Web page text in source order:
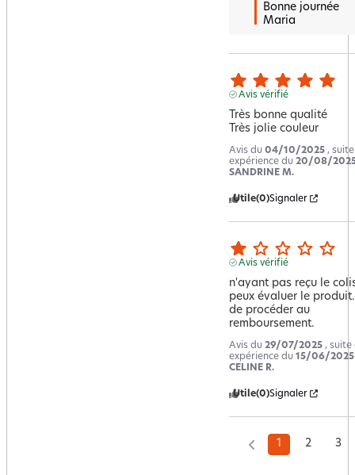
Bonne journée
Maria
Avis vérifié
Très bonne qualité
Très jolie couleur
Avis du 04/10/2025 ,
expérience du 20/08/
SANDRINE M.
Utile(0)Signaler
Avis vérifié
n'ayant pas reçu le
peux évaluer le
de procéder au
remboursement.
Avis du 29/07/2025 , suite
expérience du 15/06/2025
CELINE R.
Utile(0)Signaler
1 2 3